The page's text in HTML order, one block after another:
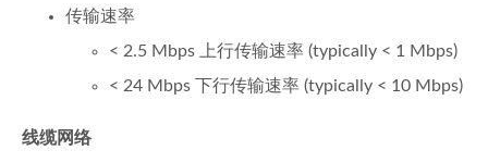
传输速率
< 2.5 Mbps 上行传输速率 (typically < 1 Mbps)
< 24 Mbps 下行传输速率 (typically < 10 Mbps)
线缆网络